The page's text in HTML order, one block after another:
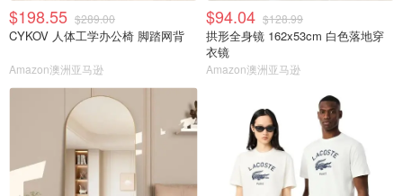
$198.55 $289.00
CYKOV 人体工学办公椅 脚踏网背
Amazon澳洲亚马逊
$94.04 $128.99
拱形全身镜 162x53cm 白色落地穿
衣镜
Amazon澳洲亚马逊